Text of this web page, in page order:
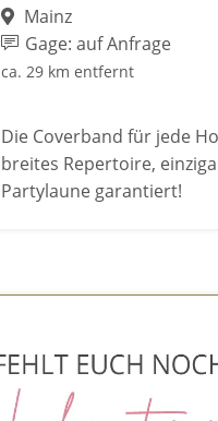
Mainz
Gage: auf Anfrage
ca. 29 km entfernt
Die Coverband für jede
breites Repertoire,
Partylaune garantiert!